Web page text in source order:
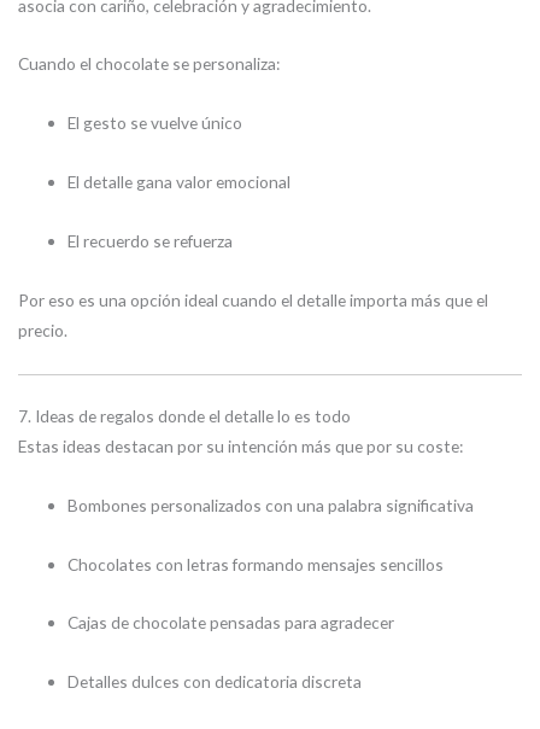
asocia con cariño, celebración y agradecimiento.
Cuando el chocolate se personaliza:
El gesto se vuelve único
El detalle gana valor emocional
El recuerdo se refuerza
Por eso es una opción ideal cuando el detalle importa más que el
precio.
7. Ideas de regalos donde el detalle lo es todo
Estas ideas destacan por su intención más que por su coste:
Bombones personalizados con una palabra significativa
Chocolates con letras formando mensajes sencillos
Cajas de chocolate pensadas para agradecer
Detalles dulces con dedicatoria discreta